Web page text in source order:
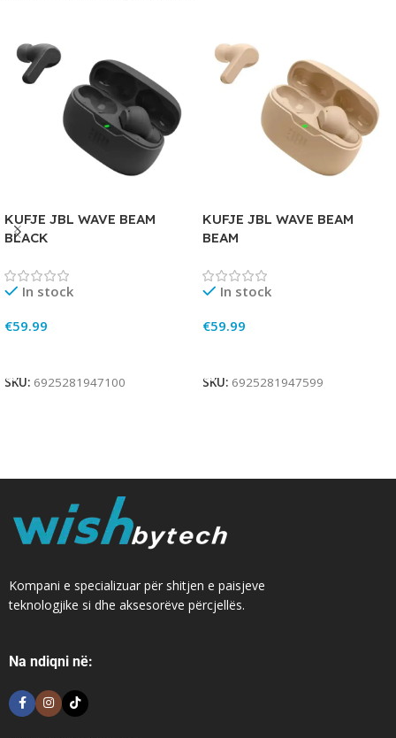
KUFJE JBL WAVE BEAM
BLACK
In stock
€59.99
SKU: 6925281947100
KUFJE JBL WAVE BEAM
BEAM
In stock
€59.99
SKU: 6925281947599
Kompani e specializuar për shitjen e paisjeve
teknologjike si dhe aksesorëve përcjellës.
Na ndiqni në: